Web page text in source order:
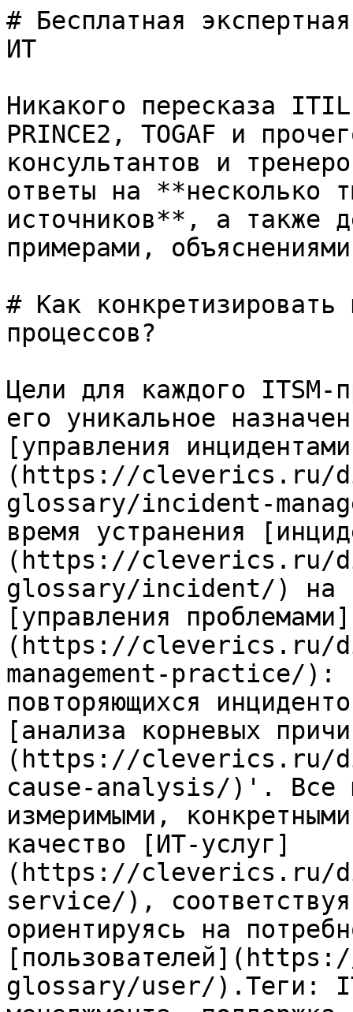
# Бесплатная
ИТ
Никакого пересказа
PRINCE2, TOGAF и
консультантов и
ответы на **несколько
источников**, а также
примерами,
# Как
процессов?
Цели для каждого ITSM-
его уникальное
[управления
(https://cleverics.ru/
glossary/incident-
время устранения
(https://cleverics.ru/
glossary/incident/) на
[управления проблемами]
(https://cleverics.ru/
management-practice/):
повторяющихся
[анализа корневых
(https://cleverics.ru/
cause-analysis/)'. Все
измеримыми,
качество [ИТ-услуг]
(https://cleverics.ru/
service/), соответствуя
ориентируясь на
glossary/user/).Теги: